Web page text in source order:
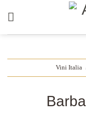
Vini Italia